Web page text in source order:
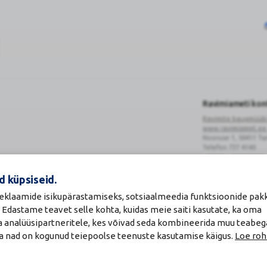
küpsiseid.
isikupärastamiseks, sotsiaalmeedia funktsioonide
teavet selle kohta, kuidas meie saiti kasutate, ka oma
analüüsipartneritele, kes võivad seda kombineerida muu
on kogunud teiepoolse teenuste kasutamise käigus. Loe
Ravimiameti
Ravimite
www.ravimiamet.ee
Nooruse 1, 50411
Telefon 737 4140
Ravimimüügi
õigust
tõendav
logo